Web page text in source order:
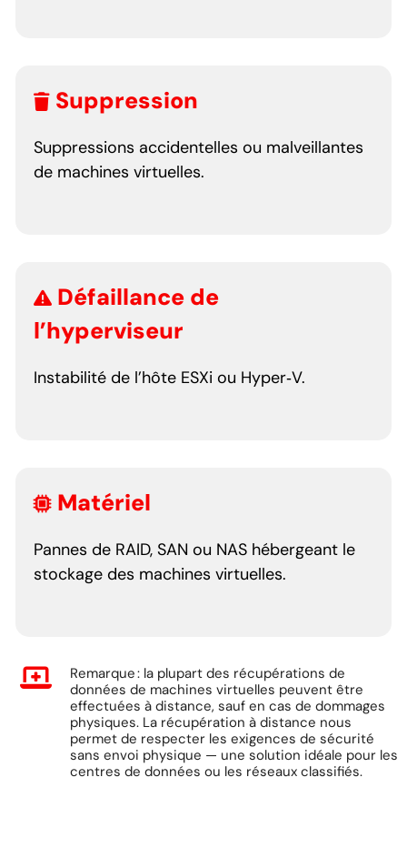
Suppression
Suppressions accidentelles ou malveillantes
de machines virtuelles.
Défaillance de
l’hyperviseur
Instabilité de l’hôte ESXi ou Hyper‑V.
Matériel
Pannes de RAID, SAN ou NAS hébergeant le
stockage des machines virtuelles.
Remarque : la plupart des récupérations de
données de machines virtuelles peuvent être
effectuées à distance, sauf en cas de dommages
physiques. La récupération à distance nous
permet de respecter les exigences de sécurité
sans envoi physique — une solution idéale pour les
centres de données ou les réseaux classifiés.